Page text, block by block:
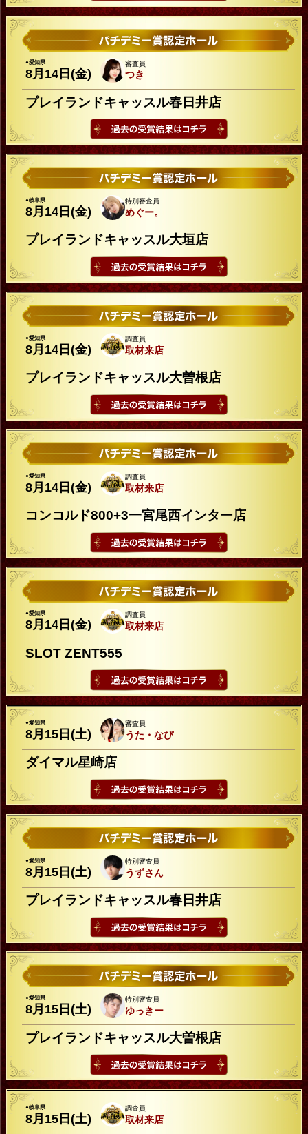
●愛知県
8月14日(金)
審査員
つき
プレイランドキャッスル春日井店
●岐阜県
8月14日(金)
特別審査員
めぐー。
プレイランドキャッスル大垣店
●愛知県
8月14日(金)
調査員
取材来店
プレイランドキャッスル大曽根店
●愛知県
8月14日(金)
調査員
取材来店
コンコルド800+3一宮尾西インター店
●愛知県
8月14日(金)
調査員
取材来店
SLOT ZENT555
●愛知県
8月15日(土)
審査員
うた・なぴ
ダイマル星崎店
●愛知県
8月15日(土)
特別審査員
うずさん
プレイランドキャッスル春日井店
●愛知県
8月15日(土)
特別審査員
ゆっきー
プレイランドキャッスル大曽根店
●岐阜県
8月15日(土)
調査員
取材来店